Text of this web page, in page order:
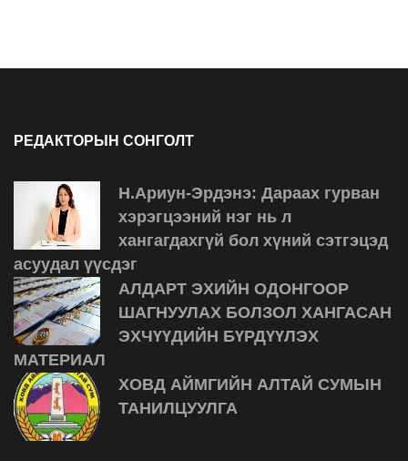
РЕДАКТОРЫН СОНГОЛТ
Н.Ариун-Эрдэнэ: Дараах гурван
хэрэгцээний нэг нь л
хангагдахгүй бол хүний сэтгэцэд
асуудал үүсдэг
АЛДАРТ ЭХИЙН ОДОНГООР
ШАГНУУЛАХ БОЛЗОЛ ХАНГАСАН
ЭХЧҮҮДИЙН БҮРДҮҮЛЭХ
МАТЕРИАЛ
ХОВД АЙМГИЙН АЛТАЙ СУМЫН
ТАНИЛЦУУЛГА